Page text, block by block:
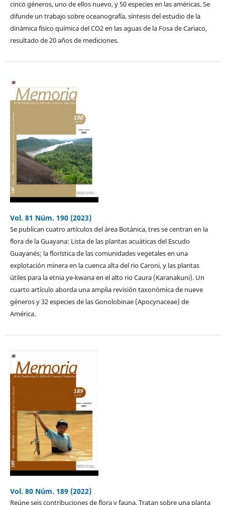
cinco géneros, uno de ellos nuevo, y 50 especies en las américas. Se
difunde un trabajo sobre oceanografía, síntesis del estudio de la
dinámica físico química del CO2 en las aguas de la Fosa de Cariaco,
resultado de 20 años de mediciones.
Vol. 81 Núm. 190 (2023)
Se publican cuatro artículos del área Botánica, tres se centran en la
flora de la Guayana: Lista de las plantas acuáticas del Escudo
Guayanés; la florística de las comunidades vegetales en una
explotación minera en la cuenca alta del rio Caroni, y las plantas
útiles para la etnia ye-kwana en el alto rio Caura (Karanakuni). Un
cuarto artículo aborda una amplia revisión taxonómica de nueve
géneros y 32 especies de las Gonolobinae (Apocynaceae) de
América.
Vol. 80 Núm. 189 (2022)
Reúne seis contribuciones de flora y fauna. Tratan sobre una planta